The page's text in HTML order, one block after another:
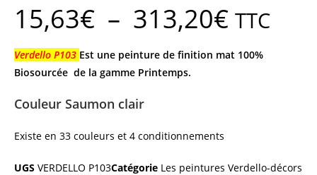
15,63€ – 313,20€ TTC
Verdello P103 Est une peinture de finition mat 100%
Biosourcée de la gamme Printemps.
Couleur Saumon clair
Existe en 33 couleurs et 4 conditionnements
UGS VERDELLO P103Catégorie Les peintures Verdello-décors